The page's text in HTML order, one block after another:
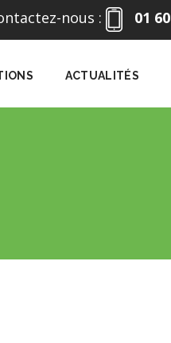
nous : 01
ACTUALITÉS